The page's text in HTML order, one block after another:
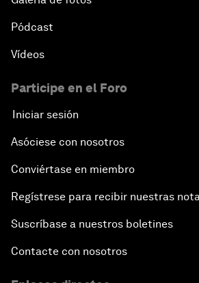
Pódcast
Vídeos
Participe en el Foro
Iniciar sesión
Asóciese con nosotros
Conviértase en miembro
Regístrese para recibir nuestras
Suscríbase a nuestros boletines
Contacte con nosotros